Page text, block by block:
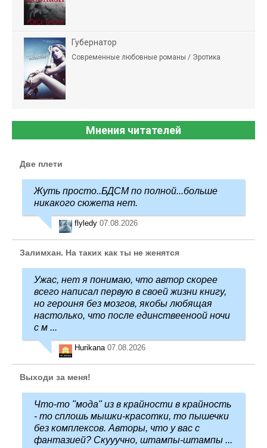
Губернатор
Современные любовные романы / Эротика
Мнения читателей
Две плети
Жуть просто..БДСМ по полной...больше
никакого сюжета нет.
flyledy 07.08.2026
Залимхан. На таких как ты не женятся
Ужас, нет я понимаю, что автор скорее
всего написал первую в своей жизни книгу,
но героиня без мозгов, якобы любящая
настолько, что после единствееноой ночи
с м ...
Hurikana 07.08.2026
Выходи за меня!
Что-то "мода" из в крайности в крайность
- то сплошь мышки-красотки, то пышечки
без комплексов. Авторы, что у вас с
фантазией? Скууучно, штампы-штампы ...